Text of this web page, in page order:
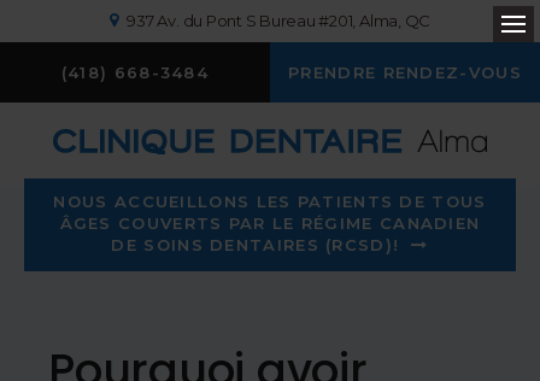
937 Av. du Pont S Bureau #201 Alma QC
(418) 668-3484 PRENDRE RENDEZ-VOUS
NOUS ACCUEILLONS LES PATIENTS DE TOUS
ÂGES COUVERTS PAR LE RÉGIME CANADIEN
DE SOINS DENTAIRES (RCSD)!